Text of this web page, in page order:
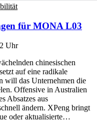
für MONA L03
Uhr
chinesischen
auf eine radikale
will das Unternehmen die
Offensive in Australien
Absatzes aus
ändern. XPeng bringt
oder aktualisierte…